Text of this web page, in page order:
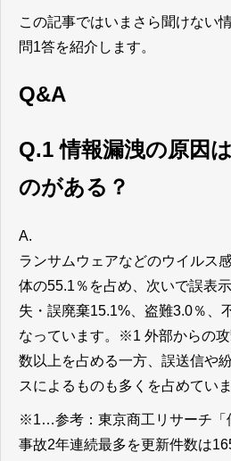
この記事ではいまさら聞けない
問1答を紹介します。
Q&A
Q.1 情報漏洩の原因
のがある？
A.
ランサムウェアなどのウイルス
体の55.1％を占め、次いで誤表
失・誤廃棄15.1%、盗難3.0％、
なっています。※1 外部からの
数以上を占める一方、誤送信や
スによるものも多くを占めていま
※1…参考：東京商工リサーチ「
事故2年連続最多を更新件数は